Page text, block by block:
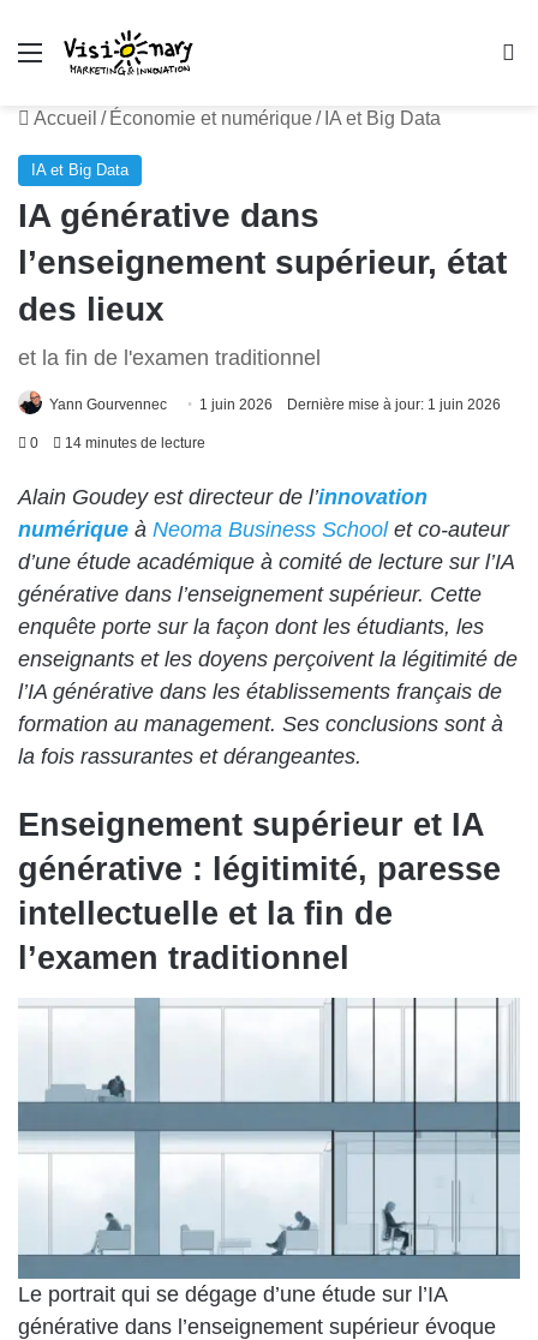
Menu
Accueil / Économie et numérique/ IA et Big Data
IA et Big Data
IA générative dans
l’enseignement supérieur, état
des lieux
et la fin de l'examen traditionnel
Yann Gourvennec 1 juin 2026 Dernière mise à jour: 1 juin 2026
0 14 minutes de lecture
Alain Goudey est directeur de l’innovation
numérique à Neoma Business Schoolet co-auteur
d’une étude académique à comité de lecture sur l’IA
générative dans l’enseignement supérieur. Cette
enquête porte sur la façon dont les étudiants, les
enseignants et les doyens perçoivent la légitimité de
l’IA générative dans les établissements français de
formation au management. Ses conclusions sont à
la fois rassurantes et dérangeantes.
Enseignement supérieur et IA
générative : légitimité, paresse
intellectuelle et la fin de
l’examen traditionnel
Le portrait qui se dégage d’une étude sur l’IA
générative dans l’enseignement supérieur évoque